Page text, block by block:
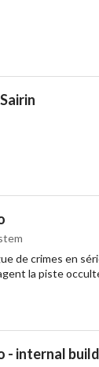
de crimes en
la piste
- internal build